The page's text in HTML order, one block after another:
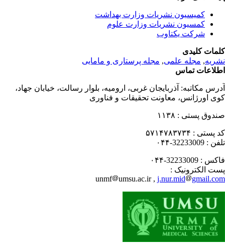
کمیسیون نشریات وزارت بهداشت
کمسیون نشریات وزارت علوم
شرکت یکتاوب
کلیدی
,مجله علمی, مجله پرستاری و مامایی
تماس
مکاتبه:آذربایجان غربی، ارومیه، بلوار رسالت، خیابان جهاد،
اورژانس، معاونت تحقیقات و فناوری
پستی : ۱۱۳۸
پستی : ۵۷۱۴۷۸۳۷۳۴
: 32233009-۰۴۴
: 32233009-۰۴۴
الکترونیک :
unmf
umsu.ac.ir ,j.nur.mid